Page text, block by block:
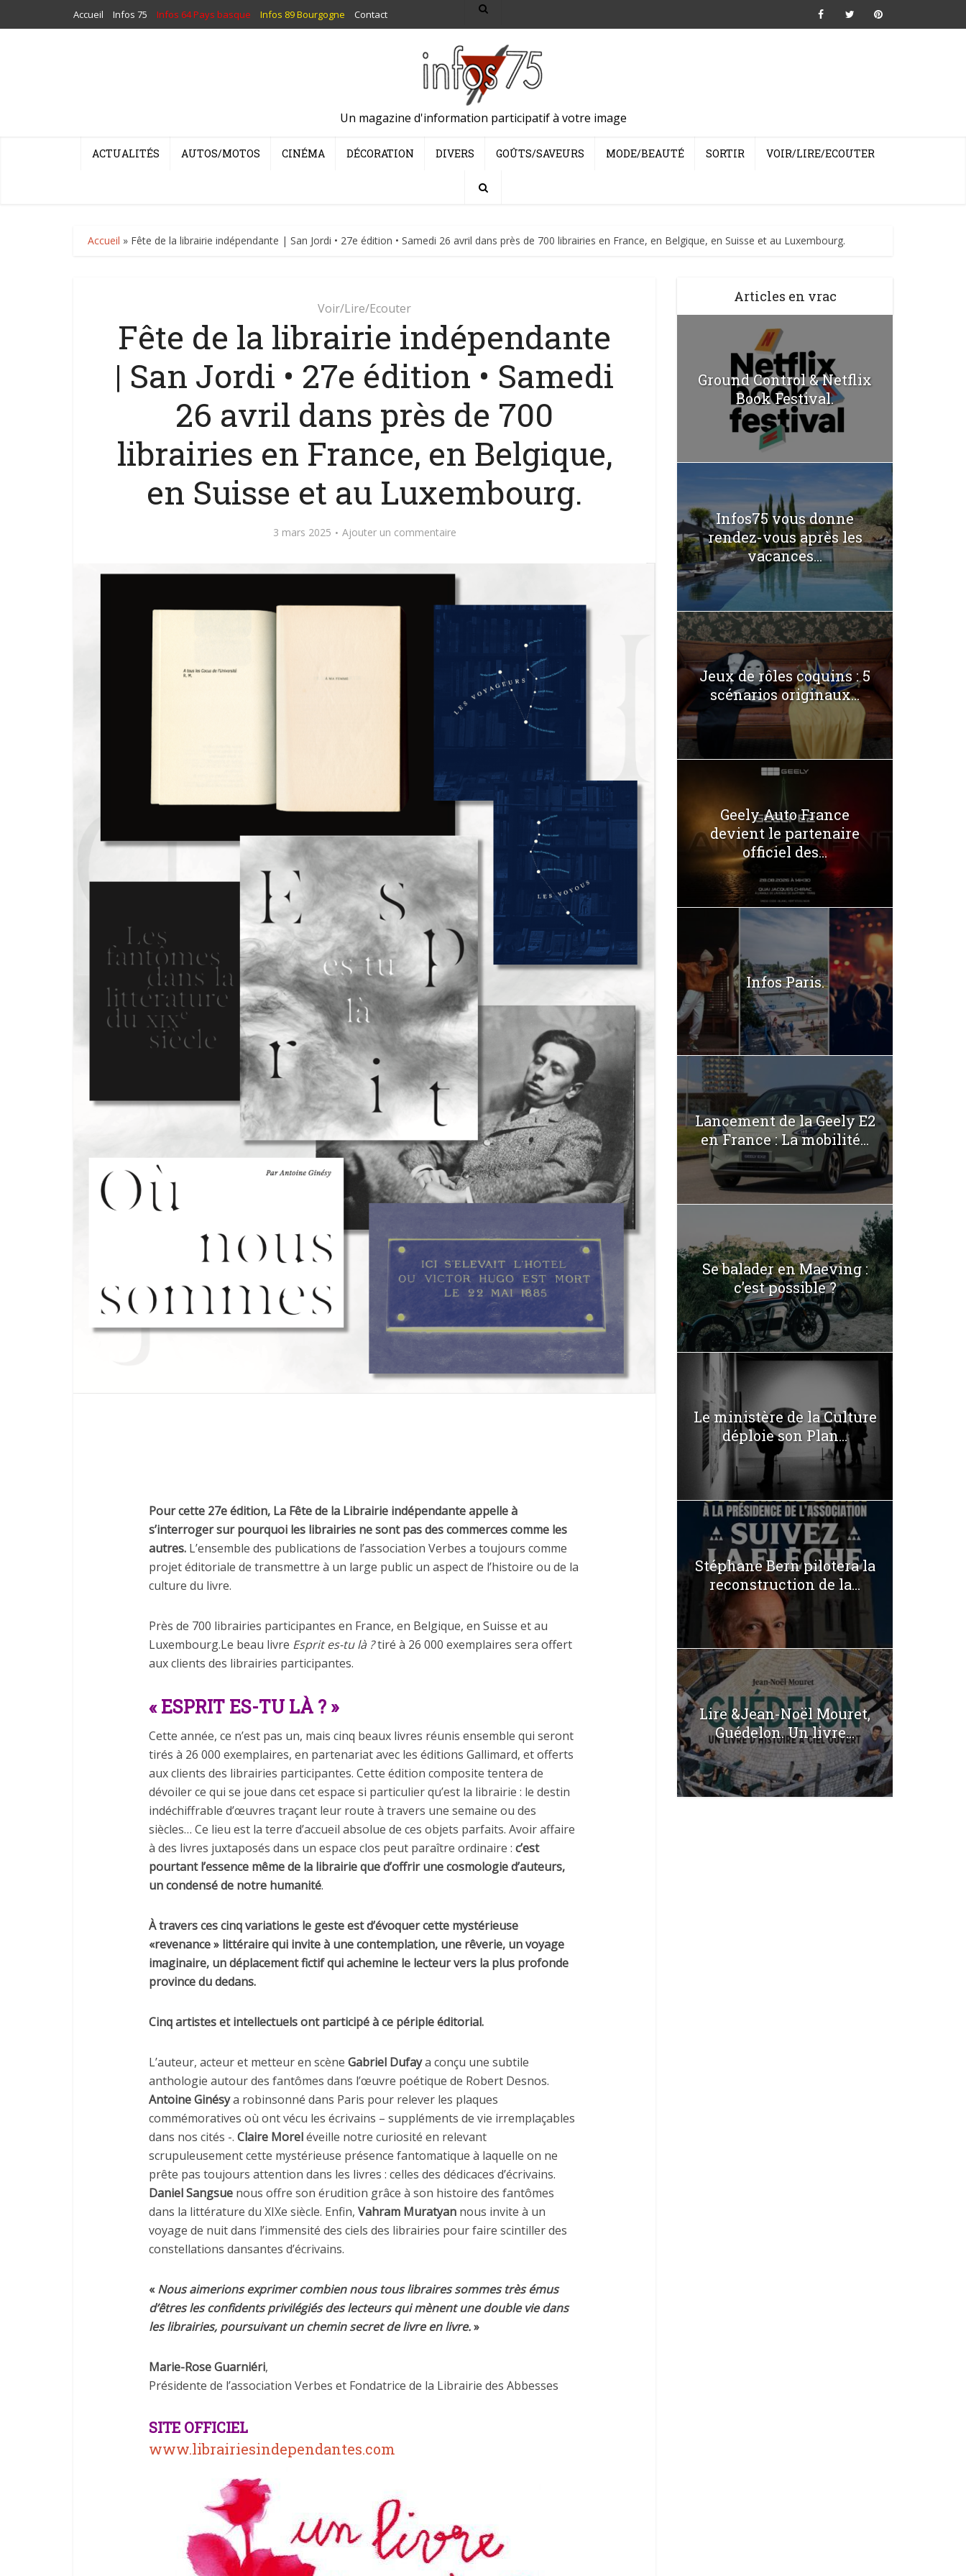
Accueil Infos 75 Infos 64 Pays basque Infos 89 Bourgogne Contact
Un magazine d'information participatif à votre image
ACTUALITÉS AUTOS/MOTOS CINÉMA DÉCORATION DIVERS GOÛTS/SAVEURS MODE/BEAUTÉ SORTIR VOIR/LIRE/ECOUTER
Accueil » Fête de la librairie indépendante | San Jordi • 27e édition • Samedi 26 avril dans près de 700 librairies en France, en Belgique, en Suisse et au Luxembourg.
Voir/Lire/Ecouter
Fête de la librairie indépendante
| San Jordi • 27e édition • Samedi
26 avril dans près de 700
librairies en France, en Belgique,
en Suisse et au Luxembourg.
3 mars 2025 Ajouter un commentaire
Pour cette 27e édition, La Fête de la Librairie indépendante appelle à
s’interroger sur pourquoi les librairies ne sont pas des commerces comme les
autres. L’ensemble des publications de l’association Verbes a toujours comme
projet éditoriale de transmettre à un large public un aspect de l’histoire ou de la
culture du livre.
Près de 700 librairies participantes en France, en Belgique, en Suisse et au
Luxembourg.Le beau livre Esprit es-tu là ?tiré à 26 000 exemplaires sera offert
aux clients des librairies participantes.
« ESPRIT ES-TU LÀ ? »
Cette année, ce n’est pas un, mais cinq beaux livres réunis ensemble qui seront
tirés à 26 000 exemplaires, en partenariat avec les éditions Gallimard, et offerts
aux clients des librairies participantes. Cette édition composite tentera de
dévoiler ce qui se joue dans cet espace si particulier qu’est la librairie : le destin
indéchiffrable d’œuvres traçant leur route à travers une semaine ou des
siècles… Ce lieu est la terre d’accueil absolue de ces objets parfaits. Avoir affaire
à des livres juxtaposés dans un espace clos peut paraître ordinaire : c’est
pourtant l’essence même de la librairie que d’offrir une cosmologie d’auteurs,
un condensé de notre humanité.
Àtravers ces cinq variations le geste est d’évoquer cette mystérieuse
«revenance» littéraire qui invite à une contemplation, une rêverie, un voyage
imaginaire, un déplacement fictif qui achemine le lecteur vers la plus profonde
province du dedans.
Cinq artistes et intellectuels ont participé à ce périple éditorial.
L’auteur, acteur et metteur en scène Gabriel Dufaya conçu une subtile
anthologie autour des fantômes dans l’œuvre poétique de Robert Desnos.
AntoineGinésya robinsonné dans Paris pour relever les plaques
commémoratives où ont vécu les écrivains – suppléments de vie irremplaçables
dans nos cités -. Claire Moreléveille notre curiosité en relevant
scrupuleusement cette mystérieuse présence fantomatique à laquelle on ne
prête pas toujours attention dans les livres : celles des dédicaces d’écrivains.
Daniel Sangsue nous offre son érudition grâce à son histoire des fantômes
dans la littérature du XIXe siècle. Enfin, Vahram Muratyan nous invite à un
voyage de nuit dans l’immensité des ciels des librairies pour faire scintiller des
constellations dansantes d’écrivains.
«Nous aimerions exprimer combien nous tous libraires sommes très émus
d’êtres les confidents privilégiés des lecteurs qui mènent une double vie dans
les librairies, poursuivant un chemin secret de livre en livre.»
Marie-RoseGuarniéri,
Présidente de l’association Verbes et Fondatrice de la Librairie des Abbesses
SITE OFFICIEL
www.librairiesindependantes.com
Articles en vrac
Ground Control & Netflix
Book Festival.
Infos75 vous donne
rendez-vous après les
vacances...
Jeux de rôles coquins : 5
scénarios originaux...
Geely Auto France
devient le partenaire
officiel des...
Infos Paris.
Lancement de la Geely E2
en France : La mobilité...
Se balader en Maeving :
c’est possible ?
Le ministère de la Culture
déploie son Plan...
Stéphane Bern pilotera la
reconstruction de la...
Lire &Jean-Noël Mouret,
Guédelon. Un livre...